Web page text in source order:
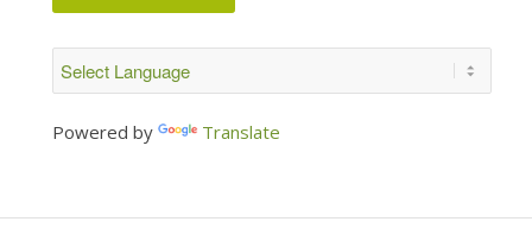
Powered by Translate